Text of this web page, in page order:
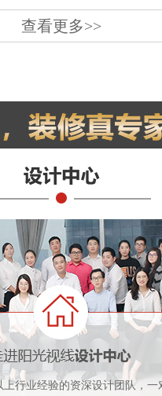
查看更多>>
上行业经验的资深设计团队，一